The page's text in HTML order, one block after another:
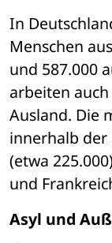
In
Menschen
und 587.000
arbeiten
Ausland. Die
innerhalb der
(etwa
und
Asyl und